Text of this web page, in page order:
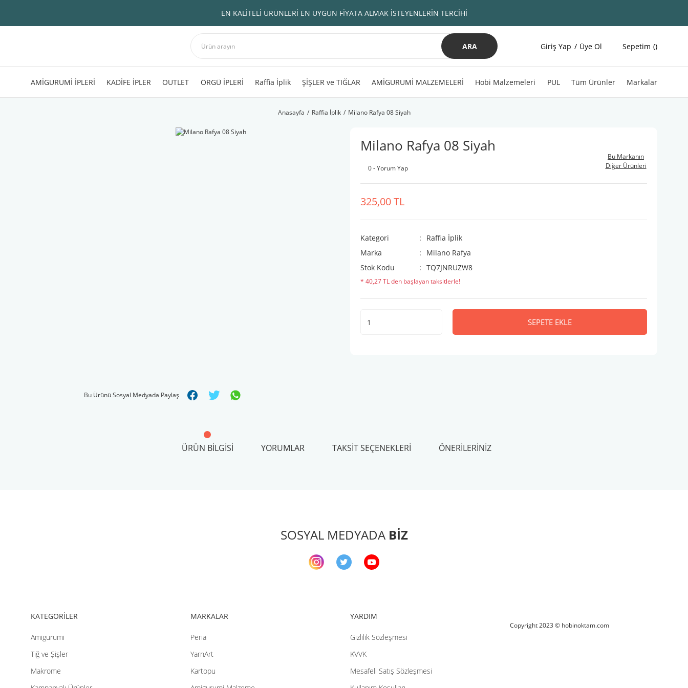
EN KALİTELİ ÜRÜNLERİ EN UYGUN FİYATA ALMAK İSTEYENLERİN TERCİHİ
ARA Giriş Yap Üye Ol Sepetim
AMİGURUMİ İPLERİ KADİFE İPLER OUTLET ÖRGÜ İPLERİ Raffia İplik ŞİŞLER ve TIĞLAR AMİGURUMİ MALZEMELERİ Hobi Malzemeleri PUL Tüm Ürünler Markalar
Anasayfa Raffia İplik Milano Rafya 08 Siyah
Bu Ürünü Sosyal Medyada Paylaş
Milano Rafya 08 Siyah
0 - Yorum Yap
Bu Markanın
Diğer Ürünleri
325,00 TL
Kategori
Raffia İplik
Marka
Milano Rafya
Stok Kodu
TQ7JNRUZW8
* 40,27 TL den başlayan taksitlerle!
SEPETE EKLE
ÜRÜN BILGISI YORUMLAR TAKSIT SEÇENEKLERI ÖNERILERINIZ
Gönder
SOSYAL MEDYADA BİZ
KATEGORİLER
Amigurumi
Tığ ve Şişler
Makrome
MARKALAR
Peria
YarnArt
Kartopu
YARDIM
Gizlilik Sözleşmesi
KVVK
Mesafeli Satış Sözleşmesi
Copyright 2023 © hobinoktam.com